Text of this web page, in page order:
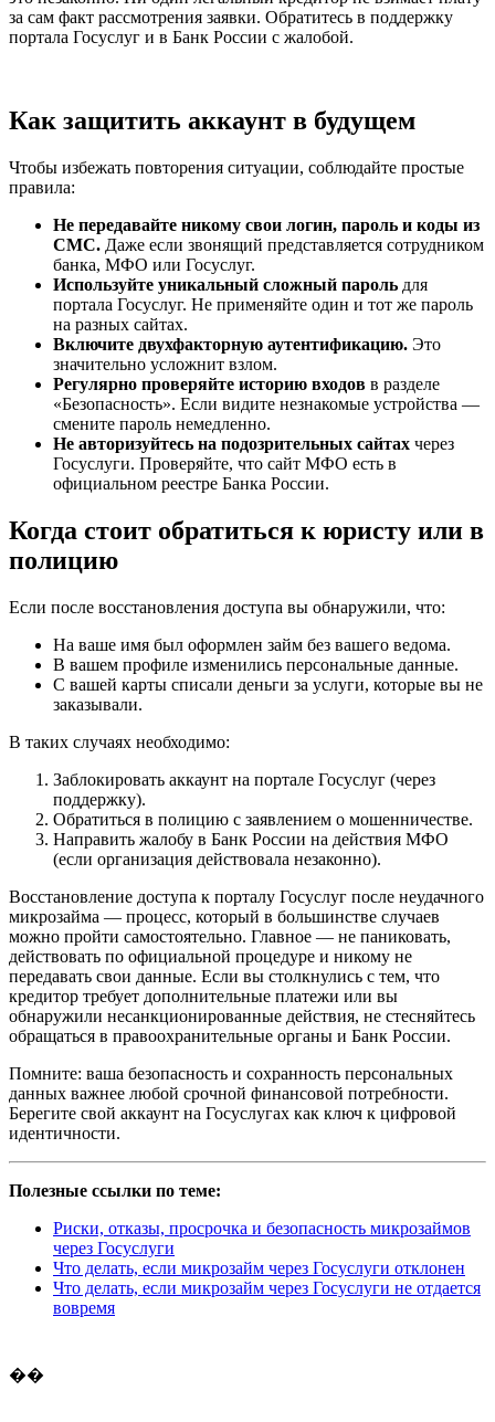
за сам факт рассмотрения заявки. Обратитесь в поддержку
портала Госуслуг и в Банк России с жалобой.
Как защитить аккаунт в будущем
Чтобы избежать повторения ситуации, соблюдайте простые
правила:
Не передавайте никому свои логин, пароль и коды из
СМС. Даже если звонящий представляется сотрудником
банка, МФО или Госуслуг.
Используйте уникальный сложный пароль для
портала Госуслуг. Не применяйте один и тот же пароль
на разных сайтах.
Включите двухфакторную аутентификацию. Это
значительно усложнит взлом.
Регулярно проверяйте историю входов в разделе
«Безопасность». Если видите незнакомые устройства —
смените пароль немедленно.
Не авторизуйтесь на подозрительных сайтах через
Госуслуги. Проверяйте, что сайт МФО есть в
официальном реестре Банка России.
Когда стоит обратиться к юристу или в
полицию
Если после восстановления доступа вы обнаружили, что:
На ваше имя был оформлен займ без вашего ведома.
В вашем профиле изменились персональные данные.
С вашей карты списали деньги за услуги, которые вы не
заказывали.
В таких случаях необходимо:
Заблокировать аккаунт на портале Госуслуг (через
поддержку).
Обратиться в полицию с заявлением о мошенничестве.
Направить жалобу в Банк России на действия МФО
(если организация действовала незаконно).
Восстановление доступа к порталу Госуслуг после неудачного
микрозайма — процесс, который в большинстве случаев
можно пройти самостоятельно. Главное — не паниковать,
действовать по официальной процедуре и никому не
передавать свои данные. Если вы столкнулись с тем, что
кредитор требует дополнительные платежи или вы
обнаружили несанкционированные действия, не стесняйтесь
обращаться в правоохранительные органы и Банк России.
Помните: ваша безопасность и сохранность персональных
данных важнее любой срочной финансовой потребности.
Берегите свой аккаунт на Госуслугах как ключ к цифровой
идентичности.
Полезные ссылки по теме:
Риски, отказы, просрочка и безопасность микрозаймов
через Госуслуги
Что делать, если микрозайм через Госуслуги отклонен
Что делать, если микрозайм через Госуслуги не отдается
вовремя
��